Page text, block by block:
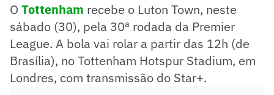
O Tottenham recebe o Luton Town, neste
sábado (30), pela 30ª rodada da Premier
League. A bola vai rolar a partir das 12h (de
Brasília), no Tottenham Hotspur Stadium, em
Londres, com transmissão do Star+.